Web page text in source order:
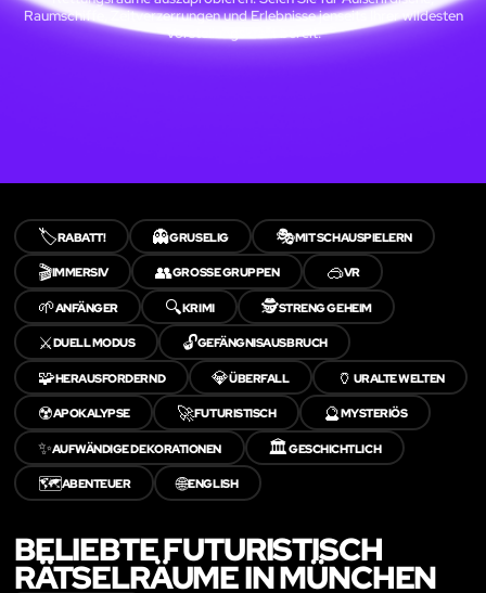
Raumschiffe, Zeitverzerrungen und Erlebnisse jenseits Ihrer wildesten
Vorstellungskraft bereit.
🏷️RABATT! 👻GRUSELIG 🎭MIT SCHAUSPIELERN
🎬IMMERSIV 👥GROSSE GRUPPEN 🥽VR
🌱ANFÄNGER 🔍KRIMI 🕵️STRENG GEHEIM
⚔️DUELL MODUS 🔓GEFÄNGNISAUSBRUCH
🧩HERAUSFORDERND 💎ÜBERFALL 🏺 URALTE WELTEN
☢️APOKALYPSE 🚀FUTURISTISCH 🔮MYSTERIÖS
✨AUFWÄNDIGE DEKORATIONEN 🏛️GESCHICHTLICH
🗺️ABENTEUER 🌐ENGLISH
BELIEBTE FUTURISTISCH
RÄTSELRÄUME IN MÜNCHEN